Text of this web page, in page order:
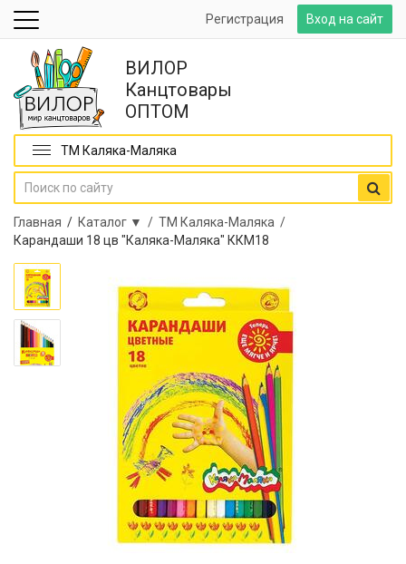
Вход на сайт
Регистрация
ВИЛОР
Канцтовары
ОПТОМ
ТМ Каляка-Маляка
Главная / Каталог ▼ / ТМ Каляка-Маляка /
Карандаши 18 цв "Каляка-Маляка" ККМ18